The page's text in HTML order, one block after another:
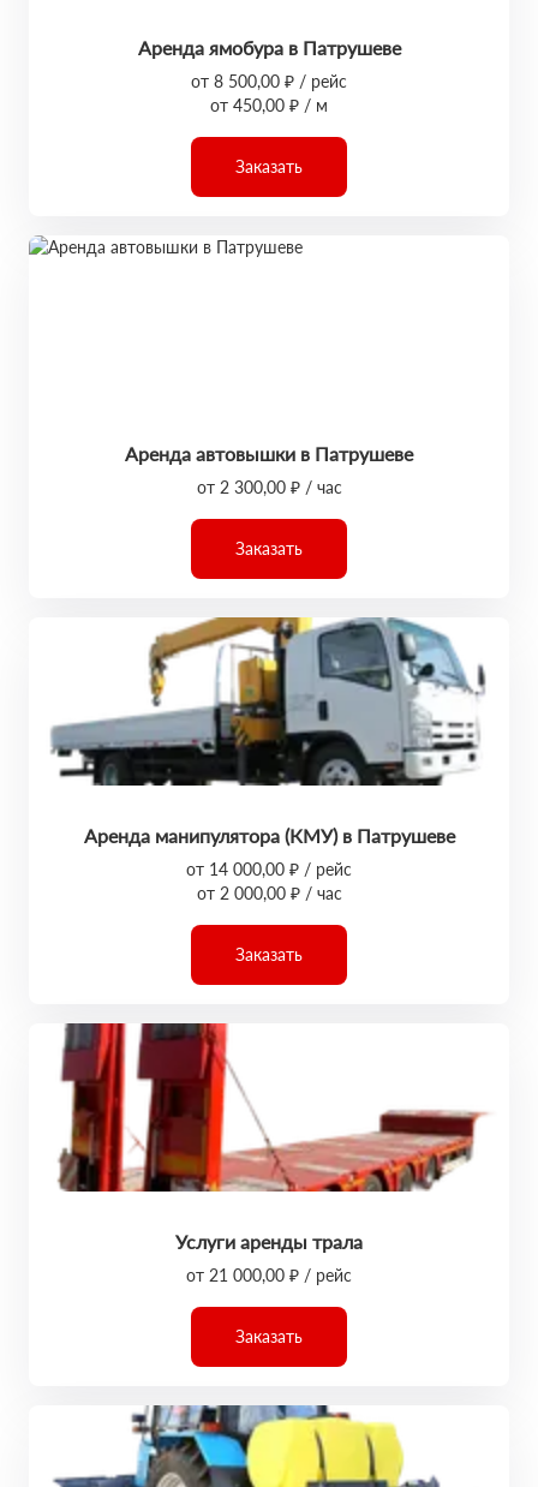
Аренда ямобура в Патрушеве
от 8 500,00 ₽ / рейс
от 450,00 ₽ / м
Заказать
Аренда автовышки в Патрушеве
от 2 300,00 ₽ / час
Заказать
Аренда манипулятора (КМУ) в Патрушеве
от 14 000,00 ₽ / рейс
от 2 000,00 ₽ / час
Заказать
Услуги аренды трала
от 21 000,00 ₽ / рейс
Заказать